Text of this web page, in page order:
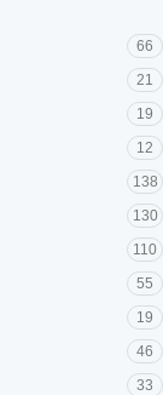
66
21
19
12
138
130
110
55
19
46
33